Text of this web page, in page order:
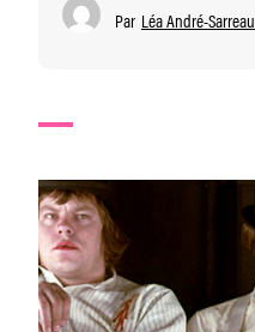
Par Léa André-Sarreau